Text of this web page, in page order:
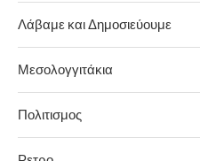
Λάβαμε και Δημοσιεύουμε
Μεσολογγιτάκια
Πολιτισμος